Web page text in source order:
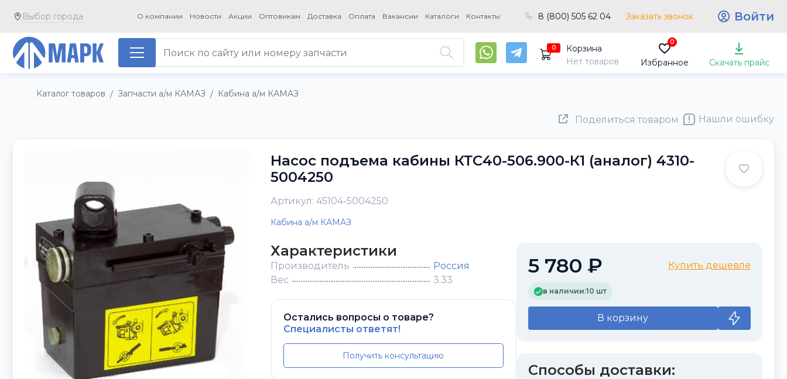
Выбор города О компании Новости Акции Оптовикам Доставка Оплата Вакансии Каталоги Контакты 8 (800) 505 62 04 Заказать звонок Войти
0
Корзина
Нет товаров
0
Избранное Скачать прайс
Каталог товаров / Запчасти а/м КАМАЗ / Кабина а/м КАМАЗ
Поделиться товаром Нашли ошибку
Насос подъема кабины КТС40-506.900-К1 (аналог) 4310-
5004250
Артикул: 45104-5004250
Кабина а/м КАМАЗ
Характеристики
Производитель
Россия
Вес
3.33
Остались вопросы о товаре?
Специалисты ответят!
Получить консультацию
5 780 ₽ Купить дешевле
в наличии:10 шт
В корзину
Способы доставки: